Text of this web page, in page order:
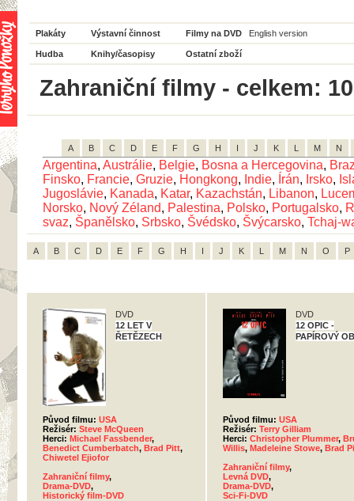
Plakáty Výstavní činnost Filmy na DVD English version
Hudba Knihy/časopisy Ostatní zboží
Zahraniční filmy - celkem:
A B C D E F G H I J K L M N
Argentina, Austrálie, Belgie, Bosna a Hercegovina,
Finsko, Francie, Gruzie, Hongkong, Indie, Írán, Irsko,
Jugoslávie, Kanada, Katar, Kazachstán, Libanon,
Norsko, Nový Zéland, Palestina, Polsko, Portugalsko,
svaz, Španělsko, Srbsko, Švédsko, Švýcarsko, Tchaj-
A B C D E F G H I J K L M N O P
DVD
12 LET V
ŘETĚZECH
Původ filmu: USA
Režisér: Steve McQueen
Herci: Michael Fassbender,
Benedict Cumberbatch, Brad Pitt,
Chiwetel Ejiofor
Zahraniční filmy,
Drama-DVD,
Historický film-DVD
DVD
12 OPIC -
PAPÍROVÝ
Původ filmu: USA
Režisér: Terry Gilliam
Herci: Christopher Plummer,
Willis, Madeleine Stowe, Brad
Zahraniční filmy,
Levná DVD,
Drama-DVD,
Sci-Fi-DVD